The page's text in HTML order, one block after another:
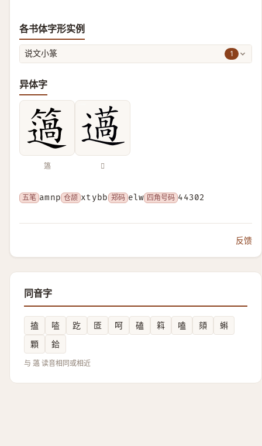
各书体字形实例
说文小篆 1
异体字
簻 𨗲
五笔 amnp 仓颉 xtybb 郑码 elw 四角号码 44302
反馈
同音字
搕 㗐 趷 匼 呵 磕 䈖 嗑 頦
蝌
顆
鉿
与 薖 读音相同或相近